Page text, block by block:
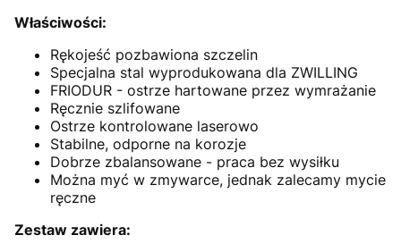
Właściwości:
Rękojeść pozbawiona szczelin
Specjalna stal wyprodukowana dla ZWILLING
FRIODUR - ostrze hartowane przez wymrażanie
Ręcznie szlifowane
Ostrze kontrolowane laserowo
Stabilne, odporne na korozje
Dobrze zbalansowane - praca bez wysiłku
Można myć w zmywarce, jednak zalecamy mycie
ręczne
Zestaw zawiera: